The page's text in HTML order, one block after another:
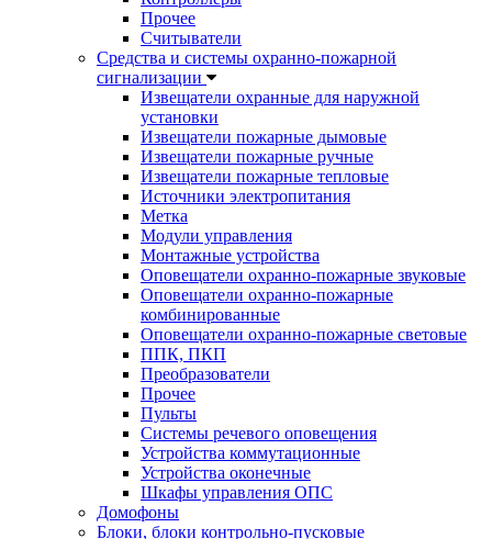
Прочее
Считыватели
Средства и системы охранно-пожарной
сигнализации
Извещатели охранные для наружной
установки
Извещатели пожарные дымовые
Извещатели пожарные ручные
Извещатели пожарные тепловые
Источники электропитания
Метка
Модули управления
Монтажные устройства
Оповещатели охранно-пожарные звуковые
Оповещатели охранно-пожарные
комбинированные
Оповещатели охранно-пожарные световые
ППК, ПКП
Преобразователи
Прочее
Пульты
Системы речевого оповещения
Устройства коммутационные
Устройства оконечные
Шкафы управления ОПС
Домофоны
Блоки, блоки контрольно-пусковые